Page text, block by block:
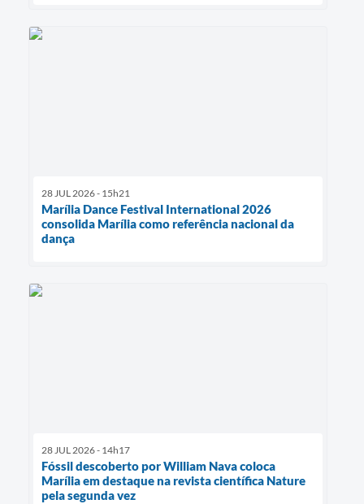
28 JUL 2026 - 15h21
Marília Dance Festival International 2026
consolida Marília como referência nacional da
dança
28 JUL 2026 - 14h17
Fóssil descoberto por William Nava coloca
Marília em destaque na revista científica Nature
pela segunda vez